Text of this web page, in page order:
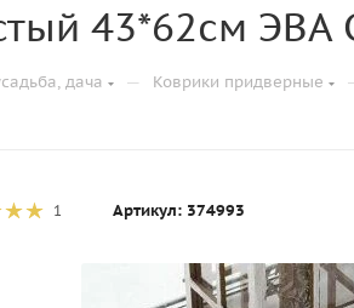
43*62см
дача — Коврики придверные
1 Артикул: 374993